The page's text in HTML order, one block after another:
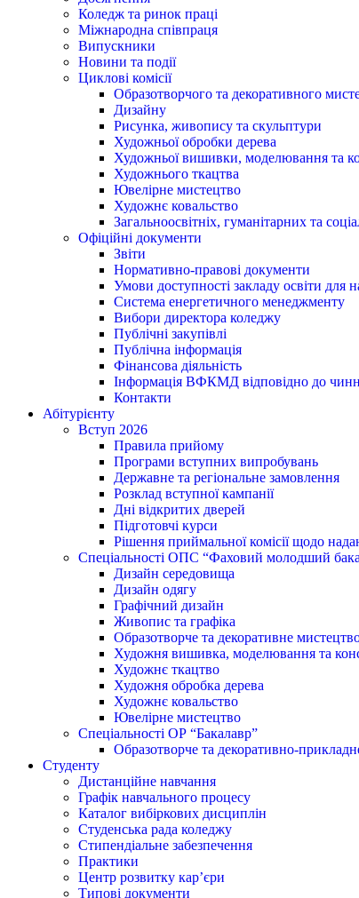
Коледж та ринок праці
Міжнародна співпраця
Випускники
Новини та події
Циклові комісії
Образотворчого та декоративного
Дизайну
Рисунка, живопису та скульптури
Художньої обробки дерева
Художньої вишивки, моделювання та
Художнього ткацтва
Ювелірне мистецтво
Художнє ковальство
Загальноосвітніх, гуманітарних та
Офіційні документи
Звіти
Нормативно-правові документи
Умови доступності закладу освіти для
Система енергетичного менеджменту
Вибори директора коледжу
Публічні закупівлі
Публічна інформація
Фінансова діяльність
Інформація ВФКМД відповідно до
Контакти
Абітурієнту
Вступ 2026
Правила прийому
Програми вступних випробувань
Державне та регіональне замовлення
Розклад вступної кампанії
Дні відкритих дверей
Підготовчі курси
Рішення приймальної комісії щодо
Спеціальності ОПС “Фаховий молодший
Дизайн середовища
Дизайн одягу
Графічний дизайн
Живопис та графіка
Образотворче та декоративне
Художня вишивка, моделювання та
Художнє ткацтво
Художня обробка дерева
Художнє ковальство
Ювелірне мистецтво
Спеціальності ОР “Бакалавр”
Образотворче та декоративно-
Студенту
Дистанційне навчання
Графік навчального процесу
Каталог вибіркових дисциплін
Студенська рада коледжу
Стипендіальне забезпечення
Практики
Центр розвитку кар’єри
Типові документи